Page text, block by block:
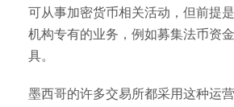
可从事加密货币相关活动，但前提
机构专有的业务，例如募集法币资
具。
墨西哥的许多交易所都采用这种运